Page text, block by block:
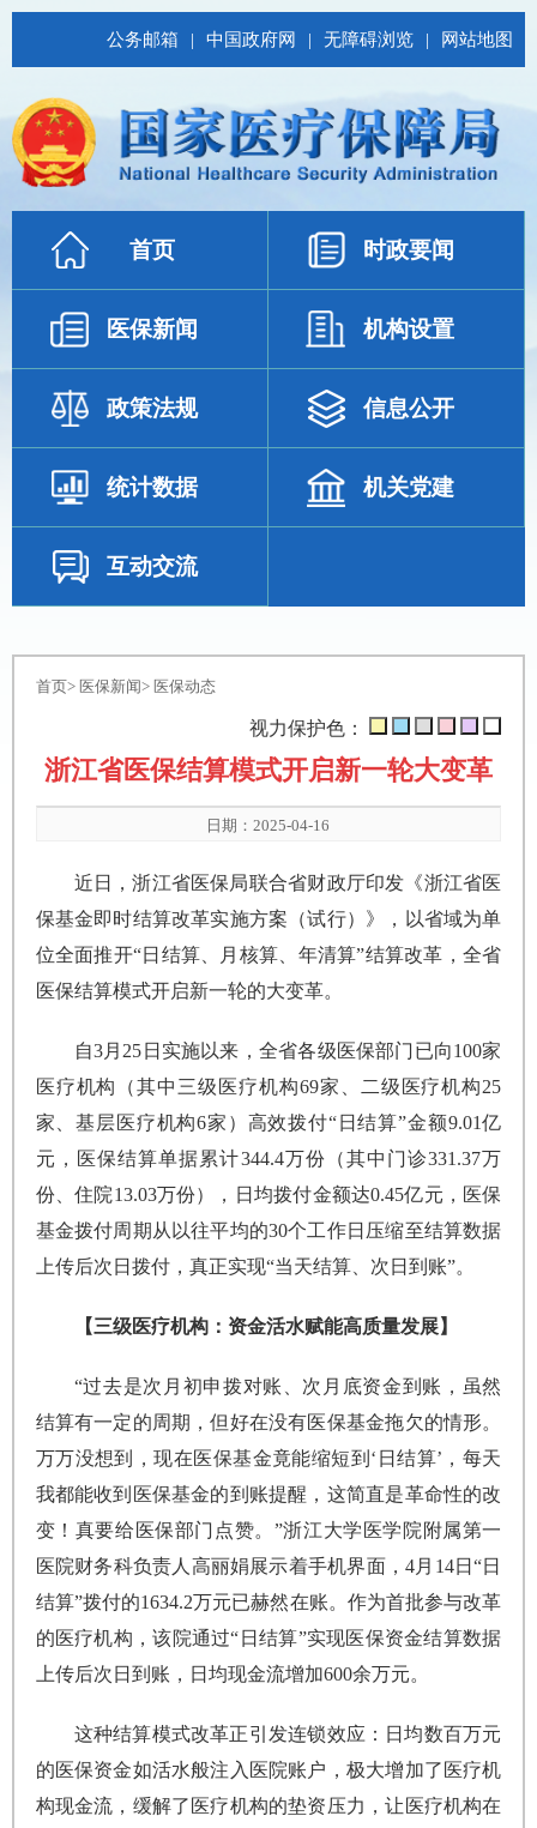
公务邮箱 | 中国政府网 | 无障碍浏览 | 网站地图
首页 时政要闻
医保新闻 机构设置
政策法规 信息公开
统计数据 机关党建
互动交流
首页> 医保新闻> 医保动态
视力保护色：
浙江省医保结算模式开启新一轮大变革
日期：2025-04-16
近日，浙江省医保局联合省财政厅印发《浙江省医
保基金即时结算改革实施方案（试行）》，以省域为单
位全面推开“日结算、月核算、年清算”结算改革，全省
医保结算模式开启新一轮的大变革。
自3月25日实施以来，全省各级医保部门已向100家
医疗机构（其中三级医疗机构69家、二级医疗机构25
家、基层医疗机构6家）高效拨付“日结算”金额9.01亿
元，医保结算单据累计344.4万份（其中门诊331.37万
份、住院13.03万份），日均拨付金额达0.45亿元，医保
基金拨付周期从以往平均的30个工作日压缩至结算数据
上传后次日拨付，真正实现“当天结算、次日到账”。
【三级医疗机构：资金活水赋能高质量发展】
“过去是次月初申拨对账、次月底资金到账，虽然
结算有一定的周期，但好在没有医保基金拖欠的情形。
万万没想到，现在医保基金竟能缩短到‘日结算’，每天
我都能收到医保基金的到账提醒，这简直是革命性的改
变！真要给医保部门点赞。”浙江大学医学院附属第一
医院财务科负责人高丽娟展示着手机界面，4月14日“日
结算”拨付的1634.2万元已赫然在账。作为首批参与改革
的医疗机构，该院通过“日结算”实现医保资金结算数据
上传后次日到账，日均现金流增加600余万元。
这种结算模式改革正引发连锁效应：日均数百万元
的医保资金如活水般注入医院账户，极大增加了医疗机
构现金流，缓解了医疗机构的垫资压力，让医疗机构在